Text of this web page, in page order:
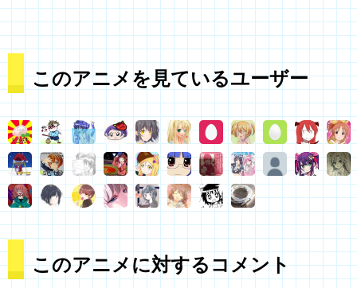
このアニメを見ているユーザー
このアニメに対するコメント